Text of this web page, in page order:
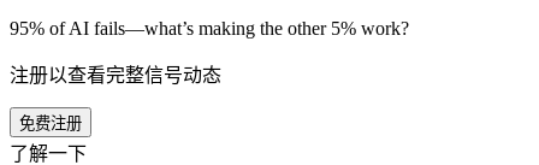
95% of AI fails—what’s making the other 5% work?
注册以查看完整信号动态
免费注册
了解一下